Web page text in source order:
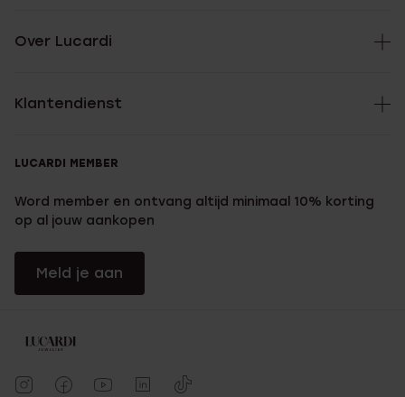
Over Lucardi
Klantendienst
LUCARDI MEMBER
Word member en ontvang altijd minimaal 10% korting
op al jouw aankopen
Meld je aan